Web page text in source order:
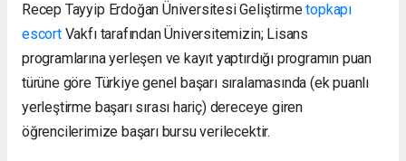
Recep Tayyip Erdoğan Üniversitesi Geliştirmetopkapı
escortVakfı tarafından Üniversitemizin; Lisans
programlarına yerleşen ve kayıt yaptırdığı programın puan
türüne göre Türkiye genel başarı sıralamasında (ek puanlı
yerleştirme başarı sırası hariç) dereceye giren
öğrencilerimize başarı bursu verilecektir.